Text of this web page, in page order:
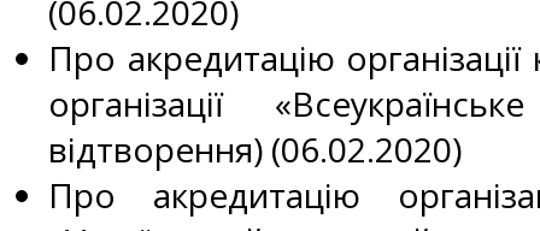
(06.02.2020)
Про акредитацію
організації
відтворення) (06.02.2020)
Про акредитацію